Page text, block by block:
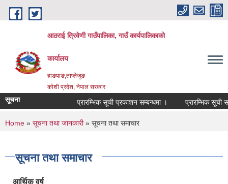
Skip to main content
आठराई त्रिवेणी गाउँपालिका, गाउँ कार्यपालिकाको
कार्यालय
हाङपाङ,ताप्लेजुङ
कोशी प्रदेश, नेपाल सरकार
सूचना प्रारम्भिक सूची प्रकाशन सम्बन्धमा । प्रारम्भिक सूची
You are here
Home » सूचना तथा जानकारी» सूचना तथा समाचार
सूचना तथा समाचार
आर्थिक वर्ष